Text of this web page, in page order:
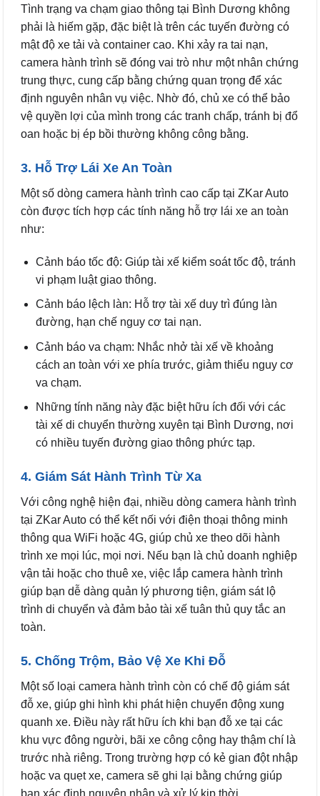
Tình trạng va chạm giao thông tại Bình Dương không
phải là hiếm gặp, đặc biệt là trên các tuyến đường có
mật độ xe tải và container cao. Khi xảy ra tai nạn,
camera hành trình sẽ đóng vai trò như một nhân chứng
trung thực, cung cấp bằng chứng quan trọng để xác
định nguyên nhân vụ việc. Nhờ đó, chủ xe có thể bảo
vệ quyền lợi của mình trong các tranh chấp, tránh bị đổ
oan hoặc bị ép bồi thường không công bằng.
3. Hỗ Trợ Lái Xe An Toàn
Một số dòng camera hành trình cao cấp tại ZKar Auto
còn được tích hợp các tính năng hỗ trợ lái xe an toàn
như:
Cảnh báo tốc độ: Giúp tài xế kiểm soát tốc độ, tránh
vi phạm luật giao thông.
Cảnh báo lệch làn: Hỗ trợ tài xế duy trì đúng làn
đường, hạn chế nguy cơ tai nạn.
Cảnh báo va chạm: Nhắc nhở tài xế về khoảng
cách an toàn với xe phía trước, giảm thiểu nguy cơ
va chạm.
Những tính năng này đặc biệt hữu ích đối với các
tài xế di chuyển thường xuyên tại Bình Dương, nơi
có nhiều tuyến đường giao thông phức tạp.
4. Giám Sát Hành Trình Từ Xa
Với công nghệ hiện đại, nhiều dòng camera hành trình
tại ZKar Auto có thể kết nối với điện thoại thông minh
thông qua WiFi hoặc 4G, giúp chủ xe theo dõi hành
trình xe mọi lúc, mọi nơi. Nếu bạn là chủ doanh nghiệp
vận tải hoặc cho thuê xe, việc lắp camera hành trình
giúp bạn dễ dàng quản lý phương tiện, giám sát lộ
trình di chuyển và đảm bảo tài xế tuân thủ quy tắc an
toàn.
5. Chống Trộm, Bảo Vệ Xe Khi Đỗ
Một số loại camera hành trình còn có chế độ giám sát
đỗ xe, giúp ghi hình khi phát hiện chuyển động xung
quanh xe. Điều này rất hữu ích khi bạn đỗ xe tại các
khu vực đông người, bãi xe công cộng hay thậm chí là
trước nhà riêng. Trong trường hợp có kẻ gian đột nhập
hoặc va quẹt xe, camera sẽ ghi lại bằng chứng giúp
bạn xác định nguyên nhân và xử lý kịp thời.